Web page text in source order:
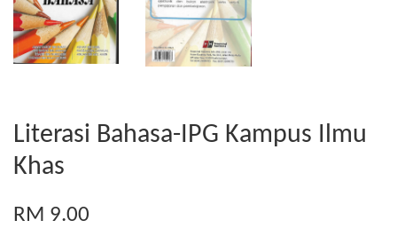
Literasi Bahasa-IPG Kampus Ilmu
Khas
RM 9.00